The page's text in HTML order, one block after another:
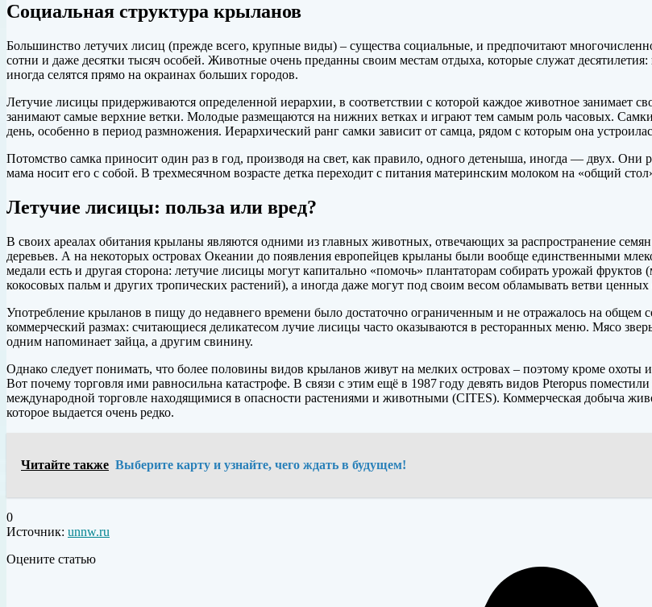
Социальная структура крыланов
Большинство летучих лисиц (прежде всего, крупные виды) – существа социальные, и предпочитают
сотни и даже десятки тысяч особей. Животные очень преданны своим местам отдыха, которые служат
иногда селятся прямо на окраинах больших городов.
Летучие лисицы придерживаются определенной иерархии, в соответствии с которой каждое животное занимает
занимают самые верхние ветки. Молодые размещаются на нижних ветках и играют тем самым роль часовых.
день, особенно в период размножения. Иерархический ранг самки зависит от самца, рядом с которым она
Потомство самка приносит один раз в год, производя на свет, как правило, одного детеныша, иногда — двух.
мама носит его с собой. В трехмесячном возрасте детка переходит с питания материнским молоком на «общий
Летучие лисицы: польза или вред?
В своих ареалах обитания крыланы являются одними из главных животных, отвечающих за распространение
деревьев. А на некоторых островах Океании до появления европейцев крыланы были вообще единственными
медали есть и другая сторона: летучие лисицы могут капитально «помочь» плантаторам собирать урожай
кокосовых пальм и других тропических растений), а иногда даже могут под своим весом обламывать ветви ценных
Употребление крыланов в пищу до недавнего времени было достаточно ограниченным и не отражалось на общем
коммерческий размах: считающиеся деликатесом лучие лисицы часто оказываются в ресторанных меню. Мясо
одним напоминает зайца, а другим свинину.
Однако следует понимать, что более половины видов крыланов живут на мелких островах – поэтому кроме охоты
Вот почему торговля ими равносильна катастрофе. В связи с этим ещё в 1987 году девять видов Pteropus
международной торговле находящимися в опасности растениями и животными (CITES). Коммерческая добыча
которое выдается очень редко.
Читайте также Выберите карту и узнайте, чего ждать в будущем!
0
Источник: unnw.ru
Оцените статью